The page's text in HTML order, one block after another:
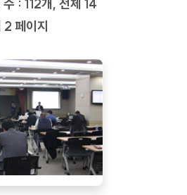
: 112개, 전체 14
페이지